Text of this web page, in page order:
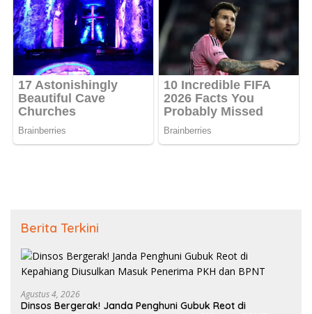
Berita Terkini
Agustus 4, 2026
Dinsos Bergerak! Janda Penghuni Gubuk Reot di